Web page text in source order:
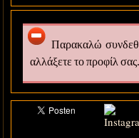
Παρακαλώ
αλλάξετε το προφίλ σας.